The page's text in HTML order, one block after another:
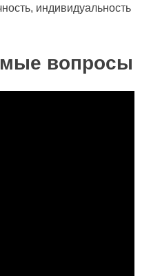
индивидуальность
вопросы